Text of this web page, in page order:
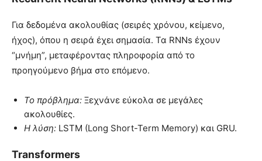
Για δεδομένα ακολουθίας (σειρές χρόνου, κείμενο,
ήχος), όπου η σειρά έχει σημασία. Τα RNNs έχουν
“μνήμη”, μεταφέροντας πληροφορία από το
προηγούμενο βήμα στο επόμενο.
Το πρόβλημα: Ξεχνάνε εύκολα σε μεγάλες
ακολουθίες.
Η λύση: LSTM (Long Short-Term Memory) και GRU.
Transformers